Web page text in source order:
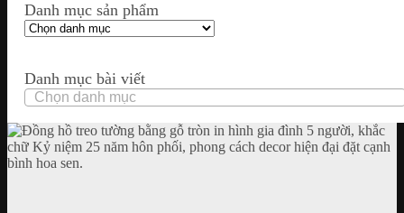
Danh mục sản phẩm
Danh mục bài viết
Danh
mục
bài
viết